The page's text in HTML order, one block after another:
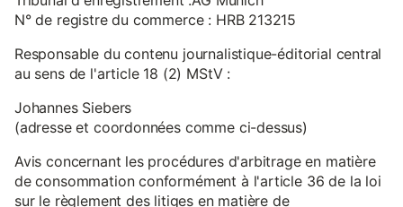
N° de registre du commerce : HRB 213215
Responsable du contenu journalistique-éditorial central
au sens de l'article 18 (2) MStV :
Johannes Siebers
(adresse et coordonnées comme ci-dessus)
Avis concernant les procédures d'arbitrage en matière
de consommation conformément à l'article 36 de la loi
sur le règlement des litiges en matière de